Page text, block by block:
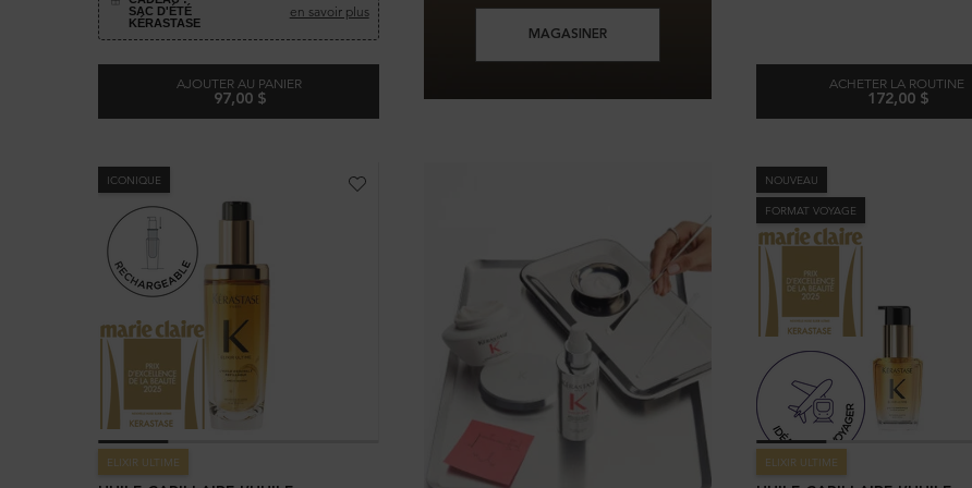
SAC D'ÉTÉ
KÉRASTASE
en savoir plus
AJOUTER AU PANIER
97,00 $
MAGASINER
ACHETER LA ROUTINE
172,00 $
ICONIQUE
ELIXIR ULTIME
NOUVEAU
FORMAT VOYAGE
ELIXIR ULTIME